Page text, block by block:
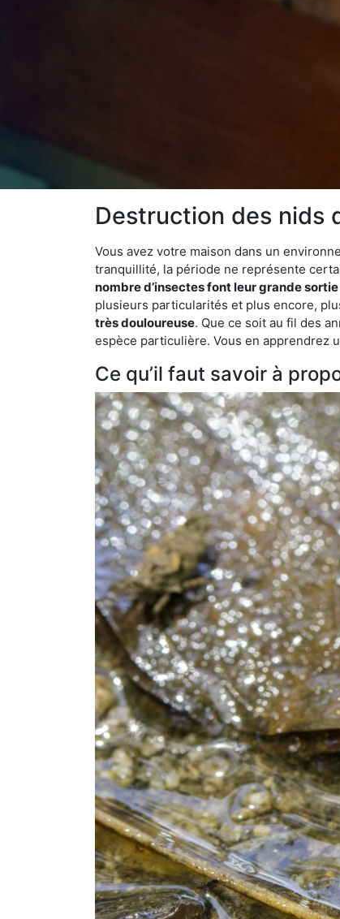
Destruction des nids
Vous avez votre maison dans un
tranquillité, la période ne représente
nombre d’insectes font leur grande sortie
plusieurs particularités et plus encore,
très douloureuse. Que ce soit au fil des
espèce particulière. Vous en apprendrez
Ce qu’il faut savoir à